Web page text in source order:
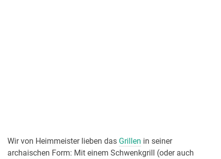
Wir von Heimmeister lieben das Grillen in seiner
archaischen Form: Mit einem Schwenkgrill (oder auch